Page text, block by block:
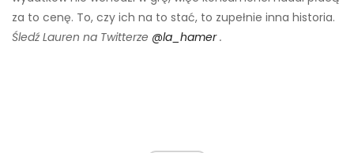
za to cenę. To, czy ich na to stać, to zupełnie inna historia.
Śledź Lauren na Twitterze @la_hamer.